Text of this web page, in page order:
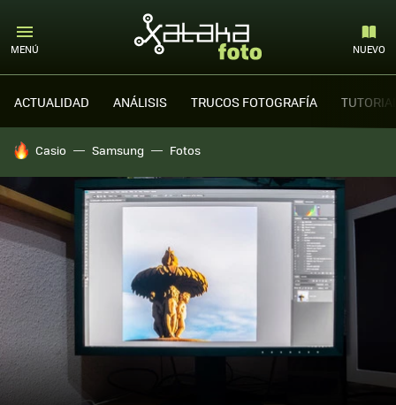
MENÚ NUEVO
ACTUALIDAD ANÁLISIS TRUCOS FOTOGRAFÍA
HOY SE HABLA DE
Casio Samsung Fotos